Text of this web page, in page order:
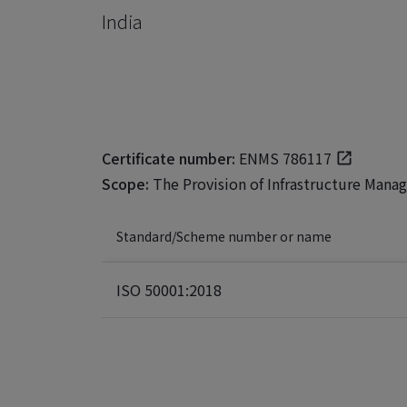
India
Certificate number: ENMS 786117
Scope: The Provision of Infrastructure
Standard/Scheme number or name
ISO 50001:2018